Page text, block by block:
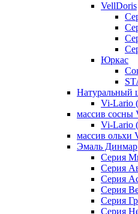
VellDoris
Юркас
Натуральный
Vi-Lario
массив сосны
Vi-Lario
массив ольхи
Эмаль Динмар
Серия
Серия
Серия
Серия
Серия
Серия